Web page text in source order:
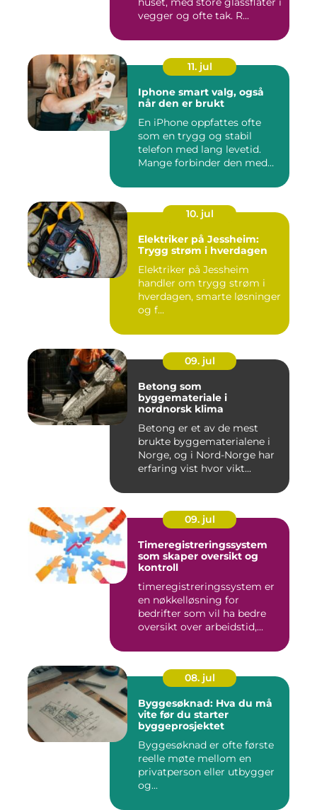
vegger og ofte tak. R...
11. jul
Iphone smart valg, også
når den er brukt
En iPhone oppfattes ofte
som en trygg og stabil
telefon med lang levetid.
Mange forbinder den med
10. jul
Elektriker på Jessheim:
Trygg strøm i hverdagen
Elektriker på Jessheim
handler om trygg strøm i
hverdagen, smarte løsninger
og f...
09. jul
Betong som
byggemateriale i
nordnorsk klima
Betong er et av de mest
brukte byggematerialene i
Norge, og i Nord-Norge har
erfaring vist hvor vikt...
09. jul
Timeregistreringssystem
som skaper oversikt og
kontroll
timeregistreringssystem er
en nøkkelløsning for
bedrifter som vil ha bedre
oversikt over arbeidstid,...
08. jul
Byggesøknad: Hva du må
vite før du starter
byggeprosjektet
Byggesøknad er ofte første
reelle møte mellom en
privatperson eller utbygger
og...